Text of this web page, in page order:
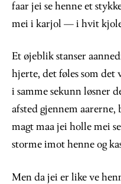
faar jei se henne et
mei i karjol — i hvit
Et øjeblik stanser
hjerte, det føles som
i samme sekunn løsner
afsted gjennem
magt maa jei holle mei
storme imot henne og
Men da jei er like ve